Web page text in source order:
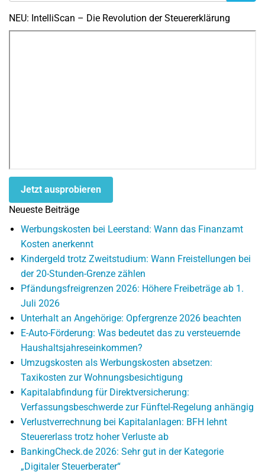
NEU: IntelliScan – Die Revolution der Steuererklärung
Jetzt ausprobieren
Neueste Beiträge
Werbungskosten bei Leerstand: Wann das Finanzamt
Kosten anerkennt
Kindergeld trotz Zweitstudium: Wann Freistellungen bei
der 20-Stunden-Grenze zählen
Pfändungsfreigrenzen 2026: Höhere Freibeträge ab 1.
Juli 2026
Unterhalt an Angehörige: Opfergrenze 2026 beachten
E-Auto-Förderung: Was bedeutet das zu versteuernde
Haushaltsjahreseinkommen?
Umzugskosten als Werbungskosten absetzen:
Taxikosten zur Wohnungsbesichtigung
Kapitalabfindung für Direktversicherung:
Verfassungsbeschwerde zur Fünftel-Regelung anhängig
Verlustverrechnung bei Kapitalanlagen: BFH lehnt
Steuererlass trotz hoher Verluste ab
BankingCheck.de 2026: Sehr gut in der Kategorie
„Digitaler Steuerberater“